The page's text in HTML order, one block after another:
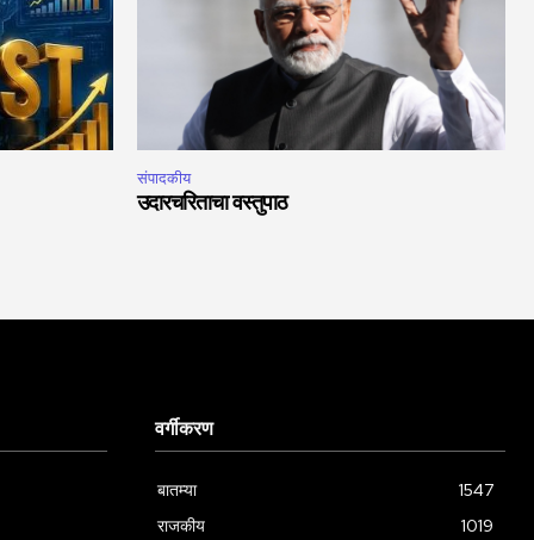
संपादकीय
उदारचरिताचा वस्तुपाठ
वर्गीकरण
बातम्या
1547
राजकीय
1019